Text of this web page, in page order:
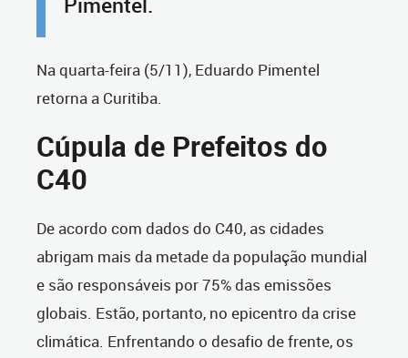
Na quarta-feira (5/11), Eduardo Pimentel
retorna a Curitiba.
Cúpula de Prefeitos do
C40
De acordo com dados do C40, as cidades
abrigam mais da metade da população mundial
e são responsáveis por 75% das emissões
globais. Estão, portanto, no epicentro da crise
climática. Enfrentando o desafio de frente, os